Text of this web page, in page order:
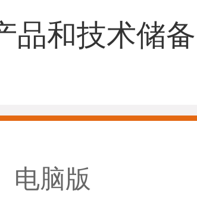
和技术储备
电脑版